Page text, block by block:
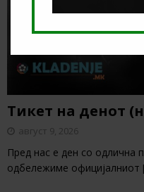
Тикет на денот
август 9, 2026
Пред нас е ден со одлична
одбележиме официјалниот